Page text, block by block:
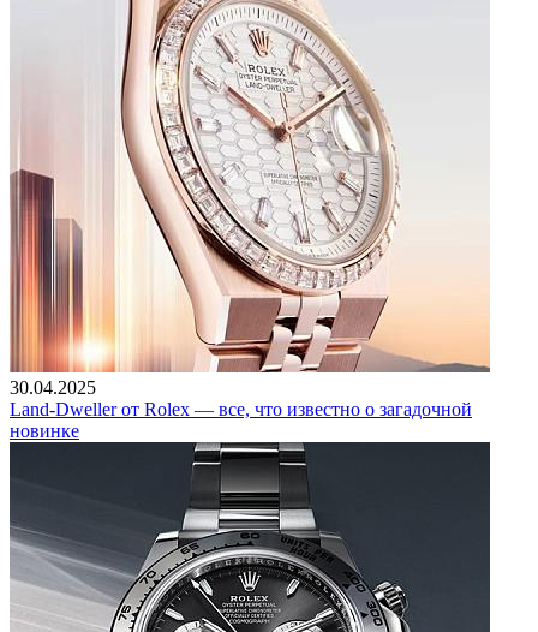
30.04.2025
Land-Dweller от Rolex — все, что известно о загадочной
новинке